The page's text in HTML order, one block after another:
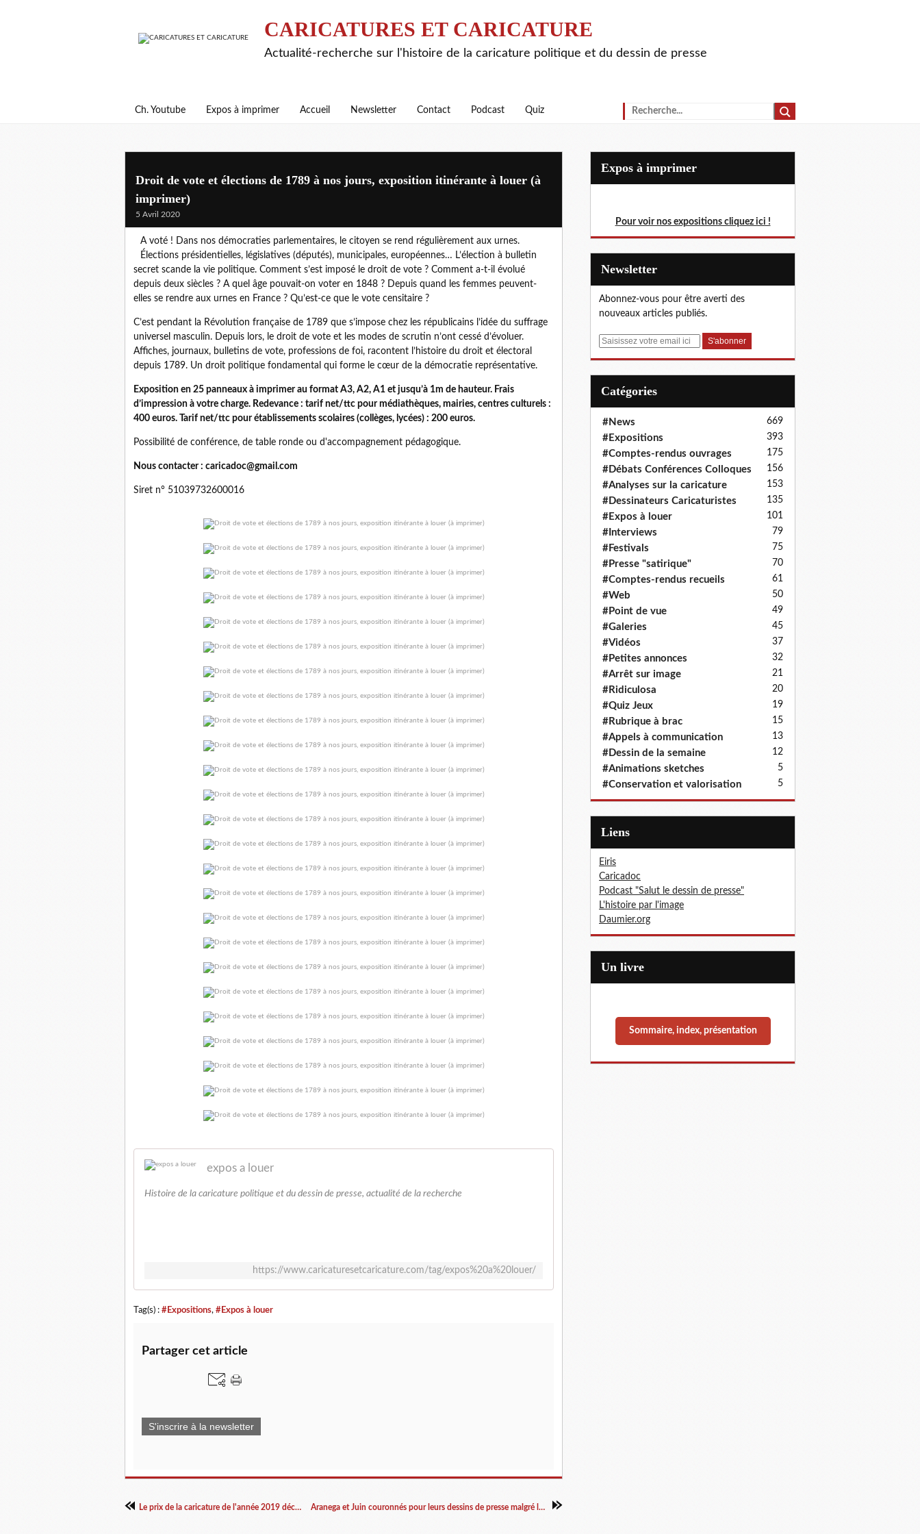
CARICATURES ET CARICATURE
Actualité-recherche sur l'histoire de la caricature politique et du dessin de presse
Ch. Youtube Expos à imprimer Accueil Newsletter Contact Podcast Quiz
Droit de vote et élections de 1789 à nos jours, exposition itinérante à louer (à
imprimer)
5 Avril 2020
A voté ! Dans nos démocraties parlementaires, le citoyen se rend régulièrement aux urnes.
Élections présidentielles, législatives (députés), municipales, européennes… L’élection à bulletin
secret scande la vie politique. Comment s’est imposé le droit de vote ? Comment a-t-il évolué
depuis deux siècles ? A quel âge pouvait-on voter en 1848 ? Depuis quand les femmes peuvent-
elles se rendre aux urnes en France ? Qu’est-ce que le vote censitaire ?
C’est pendant la Révolution française de 1789 que s’impose chez les républicains l’idée du suffrage
universel masculin. Depuis lors, le droit de vote et les modes de scrutin n’ont cessé d’évoluer.
Affiches, journaux, bulletins de vote, professions de foi, racontent l’histoire du droit et électoral
depuis 1789. Un droit politique fondamental qui forme le cœur de la démocratie représentative.
Exposition en 25 panneaux à imprimer au format A3, A2, A1 et jusqu’à 1m de hauteur. Frais
d’impression à votre charge. Redevance : tarif net/ttc pour médiathèques, mairies, centres culturels :
400 euros. Tarif net/ttc pour établissements scolaires (collèges, lycées) : 200 euros.
Possibilité de conférence, de table ronde ou d'accompagnement pédagogique.
Nous contacter : caricadoc@gmail.com
Siret n° 51039732600016
expos a louer
Histoire de la caricature politique et du dessin de presse, actualité de la recherche
https://www.caricaturesetcaricature.com/tag/expos%20a%20louer/
Tag(s) : #Expositions, #Expos à louer
Partager cet article
S'inscrire à la newsletter
Le prix de la caricature de l'année 2019 décerné à Alex Aranega et Juin couronnés pour leurs dessins de presse malgré la crise sanitaire
Expos à imprimer
Pour voir nos expositions cliquez ici !
Newsletter
Abonnez-vous pour être averti des
nouveaux articles publiés.
E
Catégories
#News 669
#Expositions 393
#Comptes-rendus ouvrages 175
#Débats Conférences Colloques 156
#Analyses sur la caricature 153
#Dessinateurs Caricaturistes 135
#Expos à louer 101
#Interviews 79
#Festivals 75
#Presse "satirique" 70
#Comptes-rendus recueils 61
#Web 50
#Point de vue 49
#Galeries 45
#Vidéos 37
#Petites annonces 32
#Arrêt sur image 21
#Ridiculosa 20
#Quiz Jeux 19
#Rubrique à brac 15
#Appels à communication 13
#Dessin de la semaine 12
#Animations sketches 5
#Conservation et valorisation 5
Liens
Eiris
Caricadoc
Podcast "Salut le dessin de presse"
L'histoire par l'image
Daumier.org
Un livre
Sommaire, index, présentation